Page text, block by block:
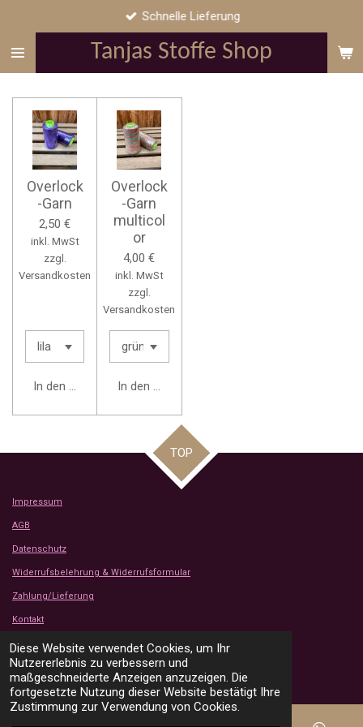
Diese Website verwendet Cookies, um Ihr
Nutzererlebnis zu verbessern und
maßgeschneiderte Anzeigen anzuzeigen. Die
fortgesetzte Nutzung dieser Website bestätigt Ihre
Zustimmung zur Verwendung von Cookies.
springen
Tanjas Stoffe Shop
Schnelle Lieferung
Overlock
-Garn
2,50 €
inkl. MwSt
zzgl.
Versandkosten
In den Warenkorb
Overlock
-Garn
multicol
or
4,00 €
inkl. MwSt
zzgl.
Versandkosten
In den Warenkorb
TOP
Impressum
AGB
Datenschutz
Widerrufsbelehrung & Widerrufsformular
Zahlung/Lieferung
Kontakt
Kundenbewertungen
© 2024 - 2026 Tanjas Stoffe Shop
Mit Unterstützung von Webador